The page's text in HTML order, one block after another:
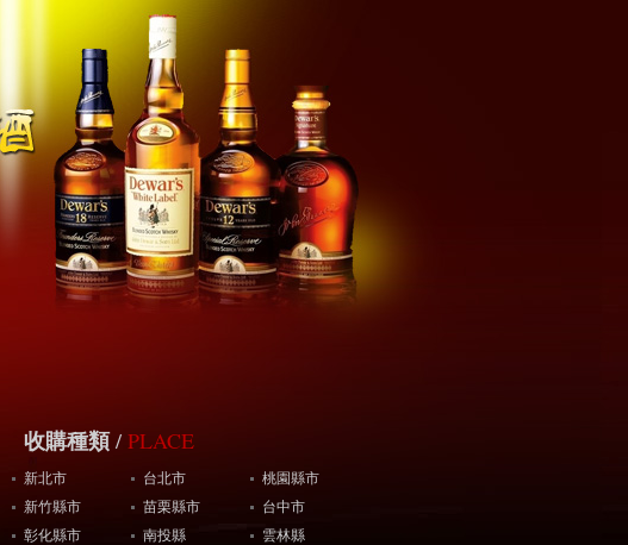
收購種類 / PLACE
新北市 台北市
桃園縣市
新竹縣市
苗栗縣市
台中市
彰化縣市
南投縣
雲林縣